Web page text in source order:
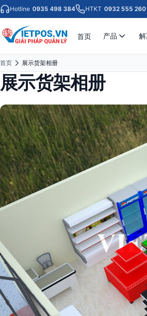
Hotline 0935 498 384 HTKT 0932 555 260
首页 产品
首页 展示货架相册
展示货架相册